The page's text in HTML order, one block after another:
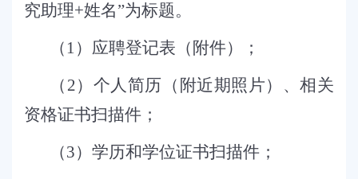
究助理+姓名”为标题。
（ 1）应聘登记表（附件）；
（ 2）个人简历（附近期照片）、相关
资格证书扫描件；
（3）学历和学位证书扫描件；